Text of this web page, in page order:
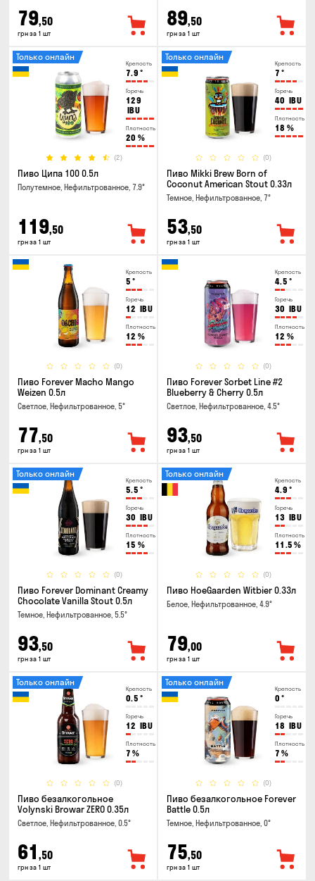
79,50
грн за 1 шт
89,50
грн за 1 шт
Крепость
7.9 °
Горечь
129
IBU
Плотность
20 %
(2)
Только онлайн
Пиво Ципа 100 0.5л
Полутемное, Нефильтрованное, 7.9°
119,50
грн за 1 шт
Крепость
7 °
Горечь
40 IBU
Плотность
18 %
(0)
Только онлайн
Пиво Mikki Brew Born of
Coconut American Stout 0.33л
Темное, Нефильтрованное, 7°
53,50
грн за 1 шт
Крепость
5 °
Горечь
12 IBU
Плотность
12 %
(0)
Пиво Forever Macho Mango
Weizen 0.5л
Светлое, Нефильтрованное, 5°
77,50
грн за 1 шт
Крепость
4.5 °
Горечь
30 IBU
Плотность
12 %
(0)
Пиво Forever Sorbet Line #2
Blueberry & Cherry 0.5л
Светлое, Нефильтрованное, 4.5°
93,50
грн за 1 шт
Крепость
5.5 °
Горечь
30 IBU
Плотность
15 %
(0)
Только онлайн
Пиво Forever Dominant Creamy
Chocolate Vanilla Stout 0.5л
Темное, Нефильтрованное, 5.5°
93,50
грн за 1 шт
Крепость
4.9 °
Горечь
13 IBU
Плотность
11.5 %
(0)
Только онлайн
Пиво HoeGaarden Witbier 0.33л
Белое, Нефильтрованное, 4.9°
79,00
грн за 1 шт
Крепость
0.5 °
Горечь
12 IBU
Плотность
7 %
(0)
Только онлайн
Пиво безалкогольное
Volynski Browar ZERO 0.35л
Светлое, Нефильтрованное, 0.5°
61 ,50
грн за 1 шт
Крепость
0 °
Горечь
18 IBU
Плотность
7 %
(0)
Только онлайн
Пиво безалкогольное Forever
Battle 0.5л
Темное, Нефильтрованное, 0°
75,50
грн за 1 шт